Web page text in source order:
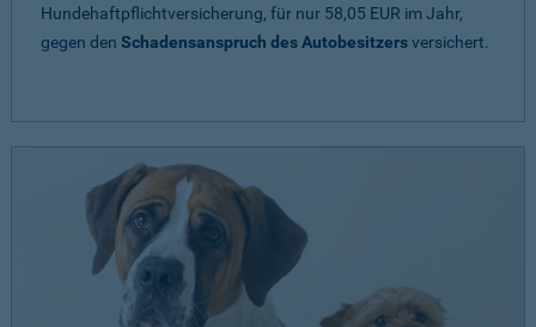
Hundehaftpflichtversicherung, für nur 58,05 EUR im Jahr,
gegen den Schadensanspruch des Autobesitzersversichert.